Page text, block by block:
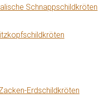
Schnappschildkröten
Erdschildkröten